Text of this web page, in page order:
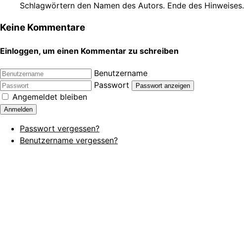
Schlagwörtern den Namen des Autors. Ende des Hinweises.
Keine Kommentare
Einloggen, um einen Kommentar zu schreiben
Benutzername
Passwort
Passwort anzeigen
Angemeldet bleiben
Anmelden
Passwort vergessen?
Benutzername vergessen?